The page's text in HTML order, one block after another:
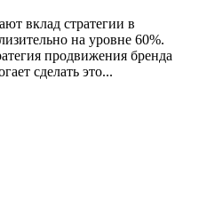
вклад стратегии в
на уровне 60%.
продвижения бренда
сделать это...